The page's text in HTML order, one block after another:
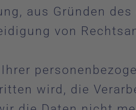
aus Gründen
von
wird, die